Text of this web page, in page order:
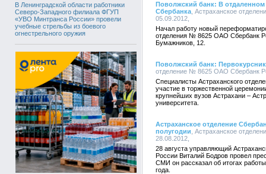
В Ленинградской области работники
Северо-Западного филиала ФГУП
«УВО Минтранса России» провели
учебные стрельбы из боевого
огнестрельного оружия
Поволжский банк: В
Сбербанка , Астраханское
05.09.2012,
Начал работу новый
отделения № 8625 ОАО Сбербанк
Бумажников, 12.
Поволжский банк:
отделение № 8625 ОАО Сбербанк
Специалисты Астраханского
участие в торжественной
крупнейших вузов Астрахани –
университета.
Астраханское отделение
полугодии , Астраханское
28.08.2012,
28 августа управляющий
России Виталий Бодров провел
СМИ он рассказал об итогах
года.